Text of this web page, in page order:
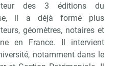
des 3 éditions du
il a déjà formé plus
géomètres, notaires et
en France. Il intervient
notamment dans le